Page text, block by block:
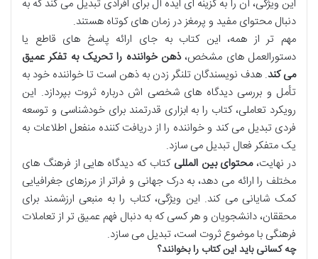
این ویژگی، آن را به گزینه ای ایده آل برای افرادی تبدیل می کند که به
دنبال محتوای مفید و پرمغز در زمان های کوتاه هستند.
مهم تر از همه، این کتاب به جای ارائه پاسخ های قاطع یا
دستورالعمل های مشخص،ذهن خواننده را تحریک به تفکر عمیق
می کند. هدف نویسندگان تلنگر زدن به ذهن است تا خواننده خود به
تأمل و بررسی دیدگاه های شخصی اش درباره ثروت بپردازد. این
رویکرد تعاملی، کتاب را به ابزاری قدرتمند برای خودشناسی و توسعه
فردی تبدیل می کند و خواننده را از دریافت کننده منفعل اطلاعات به
یک متفکر فعال تبدیل می سازد.
در نهایت،محتوای بین المللی کتاب که دیدگاه هایی از فرهنگ های
مختلف را ارائه می دهد، به درک جهانی و فراتر از مرزهای جغرافیایی
کمک شایانی می کند. این ویژگی، کتاب را به منبعی ارزشمند برای
محققان، دانشجویان و هر کسی که به دنبال فهم عمیق تر از تعاملات
فرهنگی با موضوع ثروت است، تبدیل می سازد.
چه کسانی باید این کتاب را بخوانند؟